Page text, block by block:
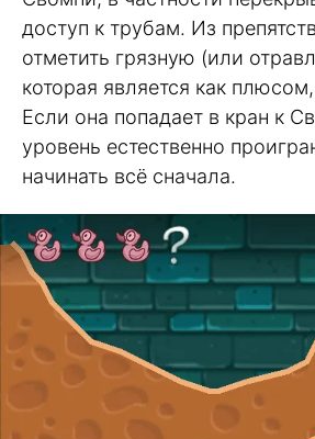
доступ к трубам. Из
отметить грязную (или
которая является как
Если она попадает в кран к
уровень естественно
начинать всё сначала.